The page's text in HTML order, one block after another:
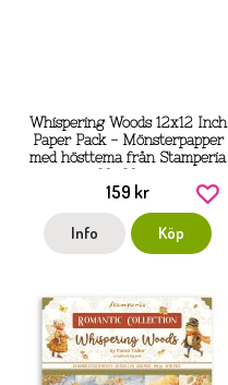
Whispering Woods 12x12 Inch
Paper Pack - Mönsterpapper
med hösttema från Stamperia
159 kr
Info Köp